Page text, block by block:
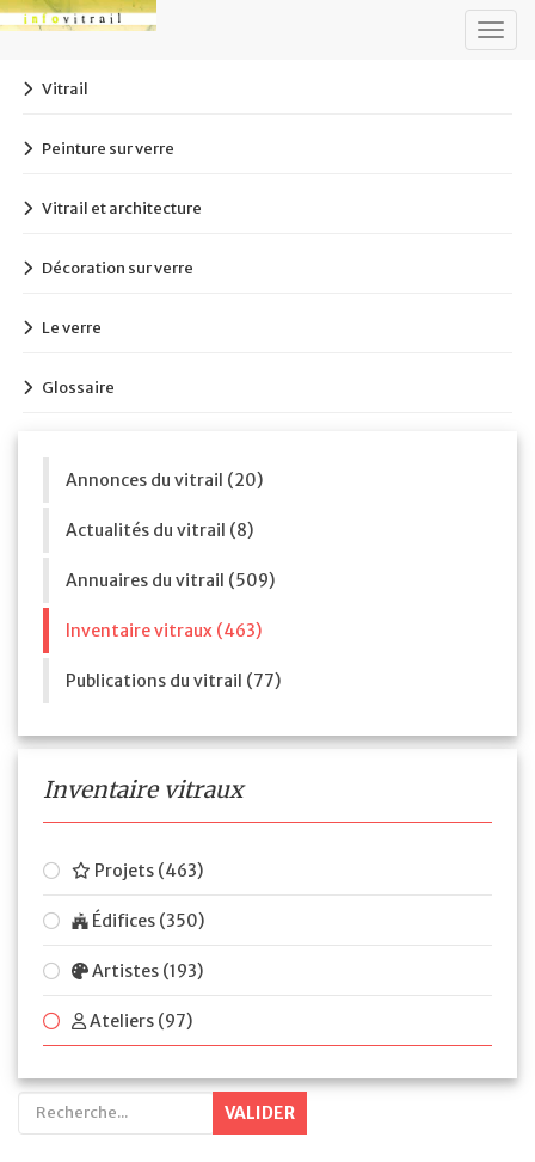
Vitrail
Peinture sur verre
Vitrail et architecture
Décoration sur verre
Le verre
Glossaire
Annonces du vitrail (20)
Actualités du vitrail (8)
Annuaires du vitrail (509)
Inventaire vitraux (463)
Publications du vitrail (77)
Inventaire vitraux
Projets (463)
Édifices (350)
Artistes (193)
Ateliers (97)
VALIDER